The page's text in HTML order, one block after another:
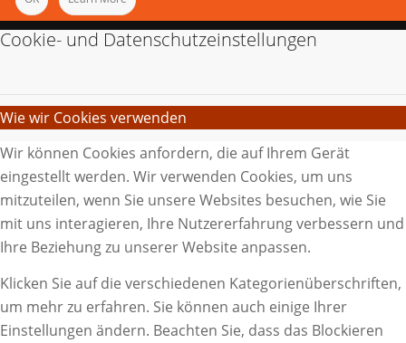
Cookie- und Datenschutzeinstellungen
Wie wir Cookies verwenden
Wir können Cookies anfordern, die auf Ihrem Gerät
eingestellt werden. Wir verwenden Cookies, um uns
mitzuteilen, wenn Sie unsere Websites besuchen, wie Sie
mit uns interagieren, Ihre Nutzererfahrung verbessern und
Ihre Beziehung zu unserer Website anpassen.
Klicken Sie auf die verschiedenen Kategorienüberschriften,
um mehr zu erfahren. Sie können auch einige Ihrer
Einstellungen ändern. Beachten Sie, dass das Blockieren